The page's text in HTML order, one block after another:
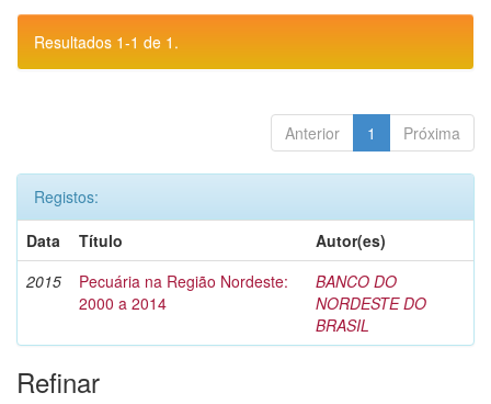
Resultados 1-1 de 1.
Anterior 1 Próxima
Registos:
Data
Título
Autor(es)
2015
Pecuária na Região Nordeste:
2000 a 2014
BANCO DO
NORDESTE DO
BRASIL
Refinar